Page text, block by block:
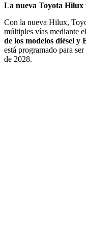
La nueva Toyota Hilux
Con la nueva Hilux,
múltiples vías mediante
de los modelos diésel
está programado para
de 2028.